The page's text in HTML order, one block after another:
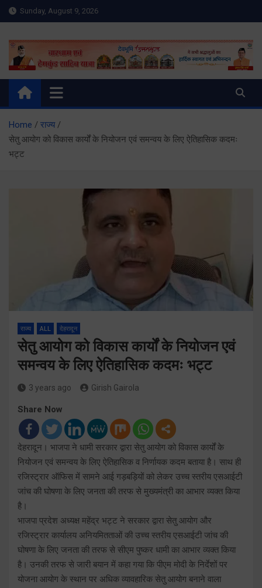
Skip
to
Sunday, August 9, 2026
Meru Raibar | Uttarakhand
News | Uttarkashi News
meruraibar.com
Home
राज्य
सेतु आयोग को विकास कार्यों के नियोजन एवं समन्वय के लिए ऐतिहासिक कदमः
भट्ट
राज्य ALL देहरादून
सेतु आयोग को विकास कार्यों के नियोजन एवं
समन्वय के लिए ऐतिहासिक कदमः भट्ट
3 years ago Girish Gairola
Share Now
देहरादून। भाजपा ने धामी सरकार द्वारा सेतु आयोग को विकास कार्यों के
नियोजन एवं समन्वय के लिए ऐतिहासिक व निर्णायक कदम बताया है। साथ ही
रजिस्ट्रार ऑफिस में सामने आई गड़बड़ियों को लेकर उच्च स्तरीय एसआईटी
जांच की घोषणा के लिए जनता की तरफ से मुख्यमंत्री का आभार व्यक्त किया
है।
भाजपा प्रदेश अध्यक्ष महेंद्र भट्ट ने सरकार द्वारा सेतु आयोग और
रजिस्ट्रार कार्यालय अनियमितताओं की उच्च स्तरीय एसआईटी जांच की
घोषणा के लिए जनता की तरफ से सीएम पुष्कर धामी का आभार व्यक्त किया
है। उनकी तरफ से जारी बयान में कहा गया कि पीएम मोदी के निर्देशों पर
योजना आयोग के स्थान पर अधिक व्यावहारिक सेतु आयोग बनाने वाला